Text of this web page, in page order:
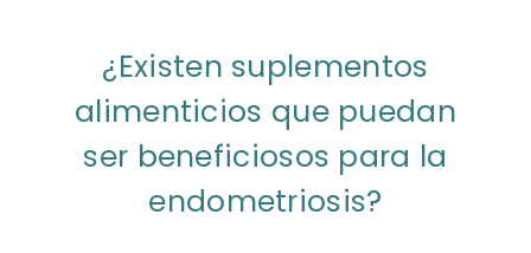
¿Existen suplementos
alimenticios que puedan
ser beneficiosos para la
endometriosis?